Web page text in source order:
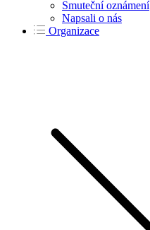
Smuteční oznámení
Napsali o nás
Organizace